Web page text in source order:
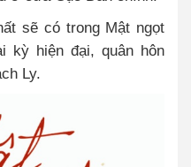
sẽ có trong Mật ngọt
kỳ hiện đại, quân hôn
Ly.